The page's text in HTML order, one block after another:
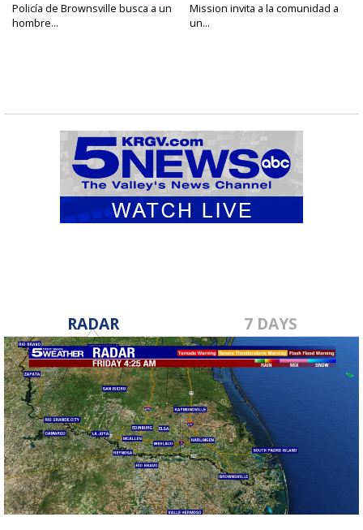
Policía de Brownsville busca a un
hombre...
Mission invita a la comunidad a
un...
RADAR 7 DAYS